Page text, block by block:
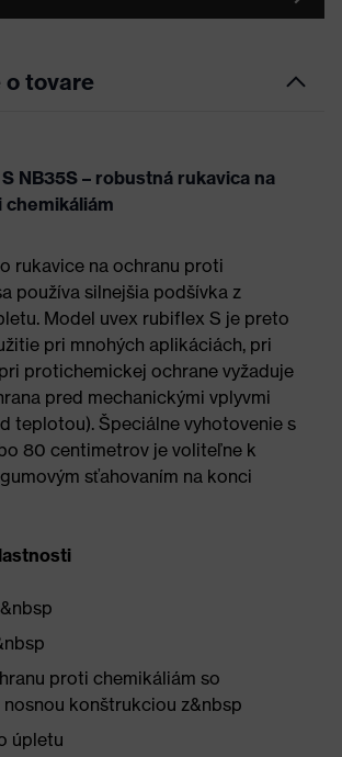
tovare
NB35S – robustná rukavica na
rukavice na ochranu proti
používa silnejšia podšívka z
Model uvex rubiflex S je preto
pri mnohých aplikáciách, pri
protichemickej ochrane vyžaduje
pred mechanickými vplyvmi
teplotou). Špeciálne vyhotovenie s
80 centimetrov je voliteľne k
sťahovaním na konci
proti chemikáliám so
nosnou konštrukciou z&nbsp
úpletu